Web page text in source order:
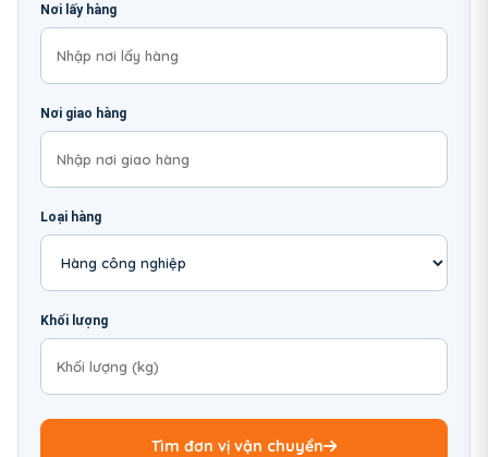
Nơi lấy hàng
Nơi giao hàng
Loại hàng
Khối lượng
Tìm đơn vị vận chuyển